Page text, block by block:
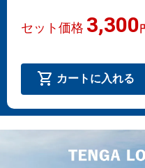
セット価格 3,300
shopping_cart カートに入れる